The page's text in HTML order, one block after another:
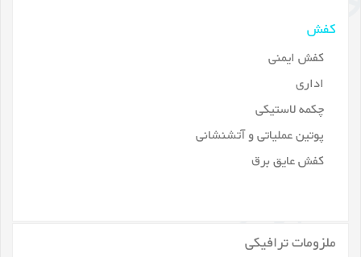
کفش
کفش ایمنی
اداری
چکمه لاستیکی
پوتین عملیاتی و آتشنشانی
کفش عایق برق
ملزومات ترافیکی